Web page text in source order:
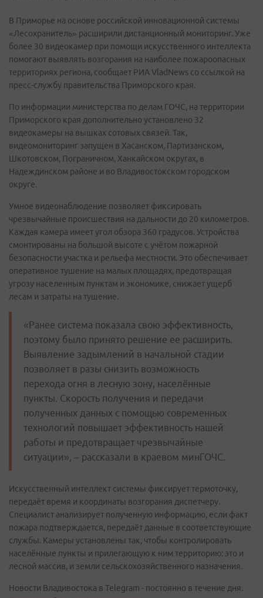
В Приморье на основе российской инновационной системы
«Лесохранитель» расширили дистанционный мониторинг. Уже
более 30 видеокамер при помощи искусственного интеллекта
помогают выявлять возгорания на наиболее пожароопасных
территориях региона, сообщает РИА VladNews со ссылкой на
пресс-службу правительства Приморского края.
По информации министерства по делам ГОЧС, на территории
Приморского края дополнительно установлено 32
видеокамеры на вышках сотовых связей. Так,
видеомониторинг запущен в Хасанском, Партизанском,
Шкотовском, Пограничном, Ханкайском округах, в
Надеждинском районе и во Владивостокском городском
округе.
Умное видеонаблюдение позволяет фиксировать
чрезвычайные происшествия на дальности до 20 километров.
Каждая камера имеет угол обзора 360 градусов. Устройства
смонтированы на большой высоте с учётом пожарной
безопасности участка и рельефа местности. Это обеспечивает
оперативное тушение на малых площадях, предотвращая
угрозу населенным пунктам и экономике, снижает ущерб
лесам и затраты на тушение.
«Ранее система показала свою эффективность,
поэтому было принято решение ее расширить.
Выявление задымлений в начальной стадии
позволяет в разы снизить возможность
перехода огня в лесную зону, населённые
пункты. Скорость получения и передачи
полученных данных с помощью современных
технологий повышает эффективность нашей
работы и предотвращает чрезвычайные
ситуации», – рассказали в краевом минГОЧС.
Искусственный интеллект системы фиксирует термоточку,
передаёт время и координаты возгорания диспетчеру.
Специалист анализирует полученную информацию, если факт
пожара подтверждается, передаёт данные в соответствующие
службы. Камеры установлены так, чтобы контролировать
населённые пункты и прилегающую к ним территорию: это и
лесной массив, и земли сельскохозяйственного назначения.
Новости Владивостока в Telegram - постоянно в течение дня.